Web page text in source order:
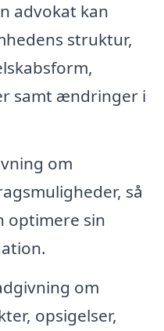
advokat kan
struktur,
samt ændringer i
om
så
optimere sin
om
opsigelser,